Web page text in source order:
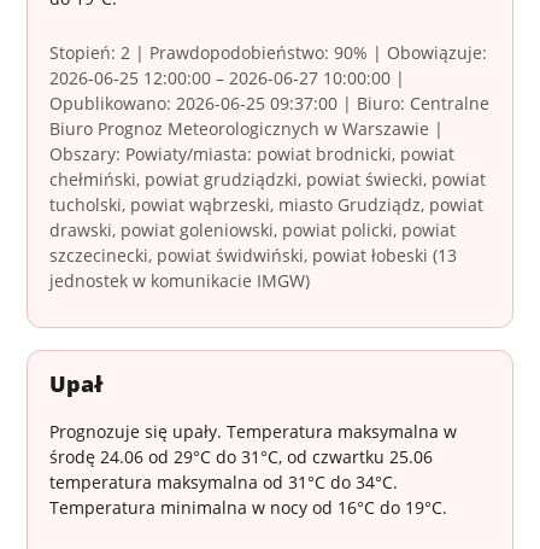
Stopień: 2 | Prawdopodobieństwo: 90% | Obowiązuje:
2026-06-25 12:00:00 – 2026-06-27 10:00:00 |
Opublikowano: 2026-06-25 09:37:00 | Biuro: Centralne
Biuro Prognoz Meteorologicznych w Warszawie |
Obszary: Powiaty/miasta: powiat brodnicki, powiat
chełmiński, powiat grudziądzki, powiat świecki, powiat
tucholski, powiat wąbrzeski, miasto Grudziądz, powiat
drawski, powiat goleniowski, powiat policki, powiat
szczecinecki, powiat świdwiński, powiat łobeski (13
jednostek w komunikacie IMGW)
Upał
Prognozuje się upały. Temperatura maksymalna w
środę 24.06 od 29°C do 31°C, od czwartku 25.06
temperatura maksymalna od 31°C do 34°C.
Temperatura minimalna w nocy od 16°C do 19°C.